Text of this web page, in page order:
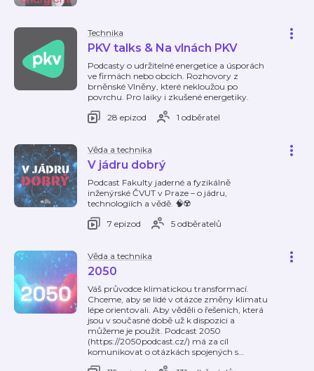
Technika
PKV talks & Na vlnách PKV
Podcasty o udržitelné energetice a úsporách
ve firmách nebo obcích. Rozhovory z
brněnské Vlněny, které nekloužou po
povrchu. Pro laiky i zkušené energetiky.
28 epizod
1 odběratel
Věda a technika
V jádru dobrý
Podcast Fakulty jaderné a fyzikálně
inženýrské ČVUT v Praze – o jádru,
technologiích a vědě. 🧠☢️
7 epizod
5 odběratelů
Věda a technika
2050
Váš průvodce klimatickou transformací.
Chceme, aby se lidé v otázce změny klimatu
lépe orientovali. Aby věděli o řešeních, která
jsou v současné době už k dispozici a
můžeme je použít. Podcast 2050
(https://2050podcast.cz/) má za cíl
komunikovat o otázkách spojených s…